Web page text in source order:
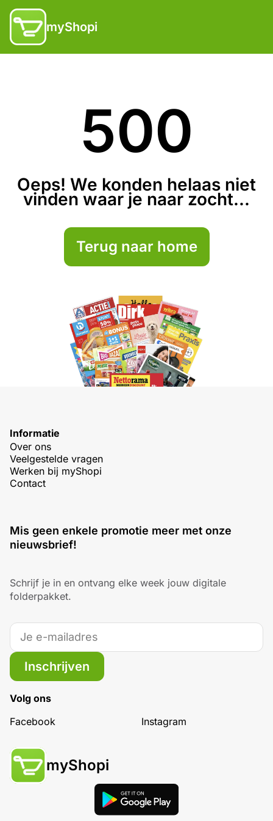
myShopi
500
Oeps! We konden helaas niet
vinden waar je naar zocht...
Terug naar home
Informatie
Over ons
Veelgestelde vragen
Werken bij myShopi
Contact
Mis geen enkele promotie meer met onze
nieuwsbrief!
Schrijf je in en ontvang elke week jouw digitale
folderpakket.
Inschrijven
Volg ons
Facebook
Instagram
myShopi